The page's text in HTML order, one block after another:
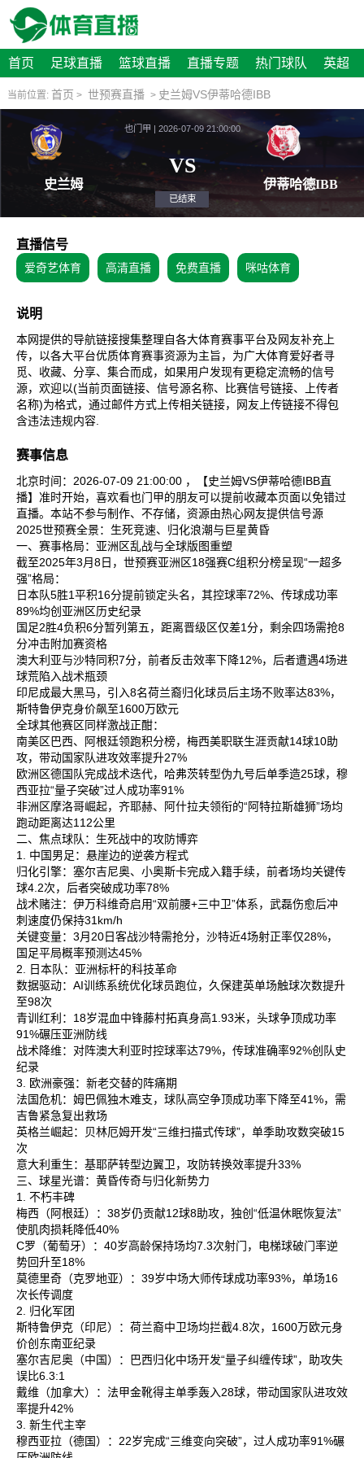
首页 足球直播 篮球直播 直播专题 热门球队 英超
当前位置: 首页 > 世预赛直播 > 史兰姆VS伊蒂哈德IBB
也门甲 | 2026-07-09 21:00:00
VS
直播信号
爱奇艺体育 高清直播 免费直播 咪咕体育
说明
本网提供的导航链接搜集整理自各大体育赛事平台及网友补充上
传，以各大平台优质体育赛事资源为主旨，为广大体育爱好者寻
觅、收藏、分享、集合而成，如果用户发现有更稳定流畅的信号
源，欢迎以(当前页面链接、信号源名称、比赛信号链接、上传者
名称)为格式，通过邮件方式上传相关链接，网友上传链接不得包
含违法违规内容.
赛事信息
北京时间：2026-07-09 21:00:00 ，【史兰姆VS伊蒂哈德IBB直
播】准时开始，喜欢看也门甲的朋友可以提前收藏本页面以免错过
直播。本站不参与制作、不存储，资源由热心网友提供信号源
2025世预赛全景：生死竞速、归化浪潮与巨星黄昏
一、赛事格局：亚洲区乱战与全球版图重塑
截至2025年3月8日，世预赛亚洲区18强赛C组积分榜呈现“一超多
强”格局：
日本队‌5胜1平积16分提前锁定头名，其控球率72%、传球成功率
89%均创亚洲区历史纪录‌
国足‌2胜4负积6分暂列第五，距离晋级区仅差1分，剩余四场需抢8
分冲击附加赛资格‌
澳大利亚‌与‌沙特‌同积7分，前者反击效率下降12%，后者遭遇4场进
球荒陷入战术瓶颈‌
印尼‌成最大黑马，引入8名荷兰裔归化球员后主场不败率达83%，
斯特鲁伊克身价飙至1600万欧元‌
全球其他赛区同样激战正酣：
南美区‌巴西、阿根廷领跑积分榜，梅西美职联生涯贡献14球10助
攻，带动国家队进攻效率提升27%‌
欧洲区‌德国队完成战术迭代，哈弗茨转型伪九号后单季造25球，穆
西亚拉“量子突破”过人成功率91%‌
非洲区‌摩洛哥崛起，齐耶赫、阿什拉夫领衔的“阿特拉斯雄狮”场均
跑动距离达112公里‌
二、焦点球队：生死战中的攻防博弈
1. 中国男足：悬崖边的逆袭方程式
归化引擎‌：塞尔吉尼奥、小奥斯卡完成入籍手续，前者场均关键传
球4.2次，后者突破成功率78%‌
战术赌注‌：伊万科维奇启用“双前腰+三中卫”体系，武磊伤愈后冲
刺速度仍保持31km/h‌
关键变量‌：3月20日客战沙特需抢分，沙特近4场射正率仅28%，
国足平局概率预测达45%‌
2. 日本队：亚洲标杆的科技革命
数据驱动‌：AI训练系统优化球员跑位，久保建英单场触球次数提升
至98次‌
青训红利‌：18岁混血中锋藤村拓真身高1.93米，头球争顶成功率
91%碾压亚洲防线‌
战术降维‌：对阵澳大利亚时控球率达79%，传球准确率92%创队史
纪录‌
3. 欧洲豪强：新老交替的阵痛期
法国危机‌：姆巴佩独木难支，球队高空争顶成功率下降至41%，需
吉鲁紧急复出救场‌
英格兰崛起‌：贝林厄姆开发“三维扫描式传球”，单季助攻数突破15
次‌
意大利重生‌：基耶萨转型边翼卫，攻防转换效率提升33%‌
三、球星光谱：黄昏传奇与归化新势力
1. 不朽丰碑
梅西‌（阿根廷）：38岁仍贡献12球8助攻，独创“低温休眠恢复法”
使肌肉损耗降低40%‌
C罗‌（葡萄牙）：40岁高龄保持场均7.3次射门，电梯球破门率逆
势回升至18%‌
莫德里奇‌（克罗地亚）：39岁中场大师传球成功率93%，单场16
次长传调度‌
2. 归化军团
斯特鲁伊克‌（印尼）：荷兰裔中卫场均拦截4.8次，1600万欧元身
价创东南亚纪录‌
塞尔吉尼奥‌（中国）：巴西归化中场开发“量子纠缠传球”，助攻失
误比6.3:1‌
戴维‌（加拿大）：法甲金靴得主单季轰入28球，带动国家队进攻效
率提升42%‌
3. 新生代主宰
穆西亚拉‌（德国）：22岁完成“三维变向突破”，过人成功率91%碾